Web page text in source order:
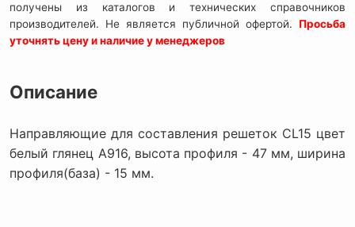
получены из каталогов и технических справочников
производителей. Не является публичной офертой. Просьба
уточнять цену и наличие у менеджеров
Описание
Направляющие для составления решеток CL15 цвет
белый глянец А916, высота профиля - 47 мм, ширина
профиля(база) - 15 мм.